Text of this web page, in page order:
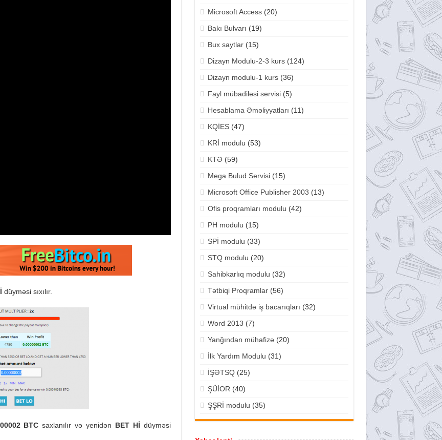
düyməsi sıxılır.
BTC saxlanılır və yenidən BET Hİ düyməsi
Microsoft Access(20)
Bakı Bulvarı (19)
Bux saytlar(15)
Dizayn Modulu-2-3 kurs(124)
Dizayn modulu-1 kurs(36)
Fayl mübadiləsi servisi(5)
Hesablama Əməliyyatları (11)
KQİES(47)
KRİ modulu (53)
KTƏ (59)
Mega Bulud Servisi(15)
Microsoft Office Publisher 2003 (13)
Ofis proqramları modulu (42)
PH modulu (15)
SPİ modulu (33)
STQ modulu (20)
Sahibkarlıq modulu (32)
Tətbiqi Proqramlar(56)
Virtual mühitdə iş bacarıqları (32)
Word 2013 (7)
Yanğından mühafizə(20)
İlk Yardım Modulu (31)
İŞƏTSQ(25)
ŞÜİOR (40)
ŞŞRİ modulu (35)